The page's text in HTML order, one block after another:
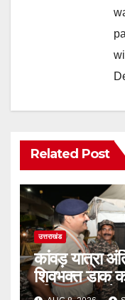
Related Post
उत्तराखंड
कांवड़ यात्रा
शिवभक्त डाक
हरिद्वार पहुंच रहे